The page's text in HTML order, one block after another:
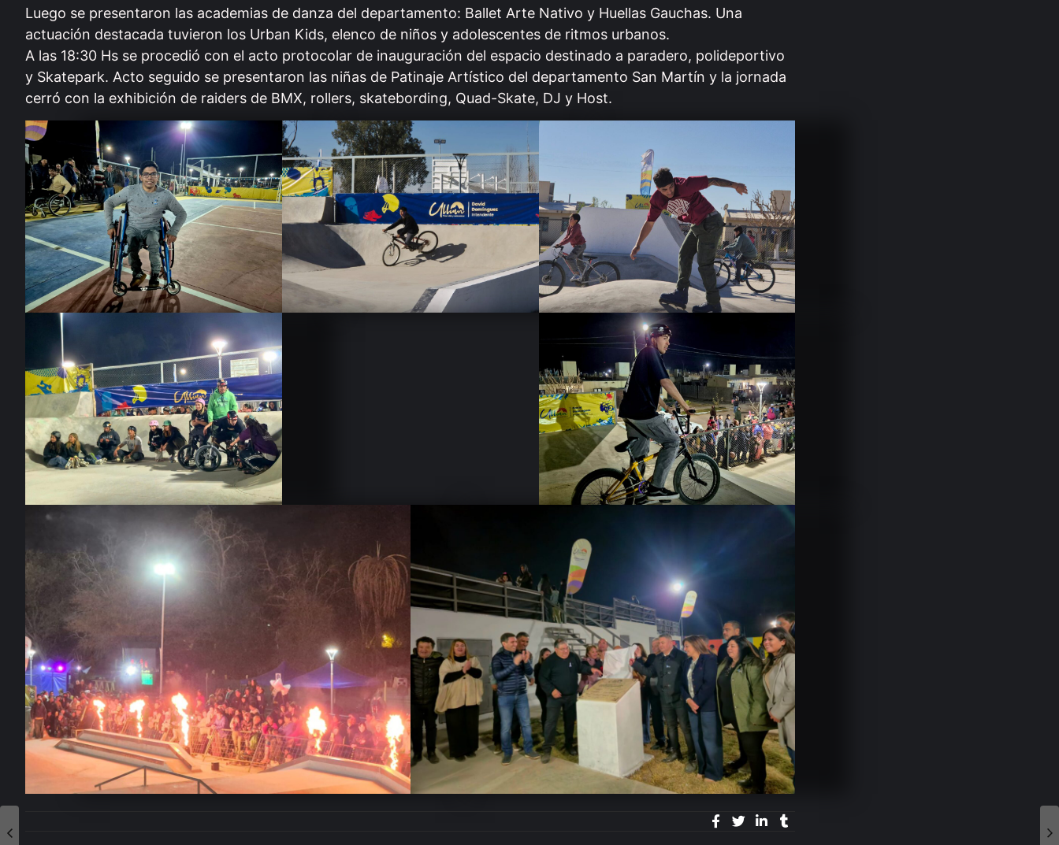
Luego se presentaron las academias de danza del departamento: Ballet Arte Nativo y Huellas Gauchas. Una
actuación destacada tuvieron los Urban Kids, elenco de niños y adolescentes de ritmos urbanos.
A las 18:30 Hs se procedió con el acto protocolar de inauguración del espacio destinado a paradero, polideportivo
y Skatepark. Acto seguido se presentaron las niñas de Patinaje Artístico del departamento San Martín y la jornada
cerró con la exhibición de raiders de BMX, rollers, skatebording, Quad-Skate, DJ y Host.